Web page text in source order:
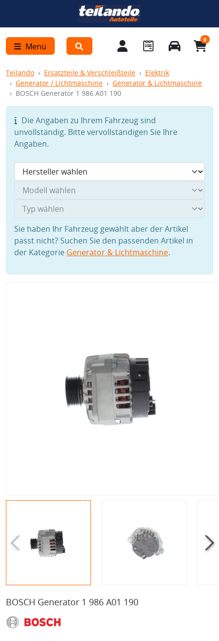
Menü
0
Teilando Ersatzteile & Verschleißteile
Elektrik
Generator / Lichtmaschine
Generator & Lichtmaschine
BOSCH Generator 1 986 A01 190
Die Angaben zu Ihrem Fahrzeug sind
unvollständig. Bitte vervollständigen Sie Ihre
Angaben.
Sie haben Ihr Fahrzeug gewählt aber der Artikel
passt nicht? Suchen Sie den passenden Artikel in
der Kategorie Generator & Lichtmaschine.
BOSCH Generator 1 986 A01 190